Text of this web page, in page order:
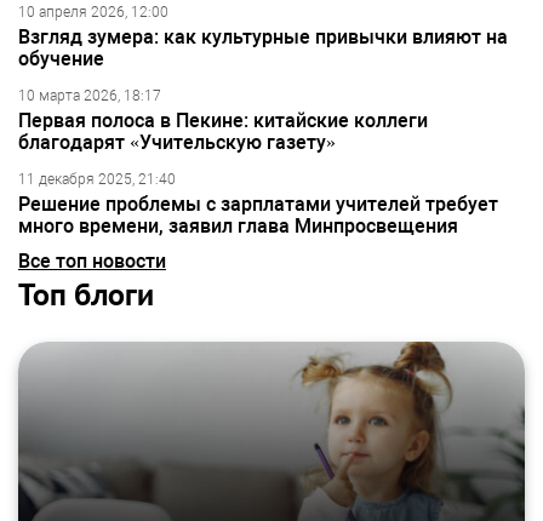
10 апреля 2026, 12:00
Взгляд зумера: как культурные привычки влияют на
обучение
10 марта 2026, 18:17
Первая полоса в Пекине: китайские коллеги
благодарят «Учительскую газету»
11 декабря 2025, 21:40
Решение проблемы с зарплатами учителей требует
много времени, заявил глава Минпросвещения
Все топ новости
Топ блоги